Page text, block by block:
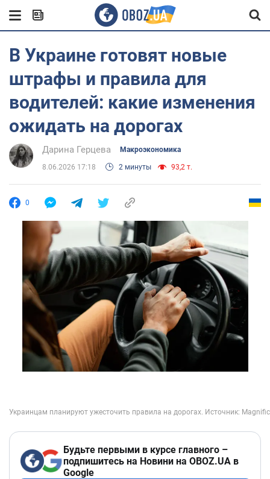
В Украине готовят новые
штрафы и правила для
водителей: какие изменения
ожидать на дорогах
Дарина Герцева Mакроэкономика
8.06.2026 17:18 2 минуты 93,2 т.
0
Будьте первыми в курсе главного –
подпишитесь на Новини на OBOZ.UA в
Google